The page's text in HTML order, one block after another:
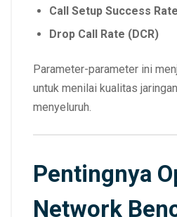
Call Setup Success
Drop Call Rate (DCR)
Parameter-parameter ini
untuk menilai kualitas
menyeluruh.
Pentingnya
Network